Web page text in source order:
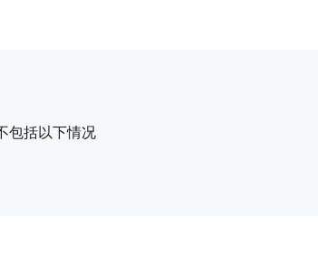
包括以下情况